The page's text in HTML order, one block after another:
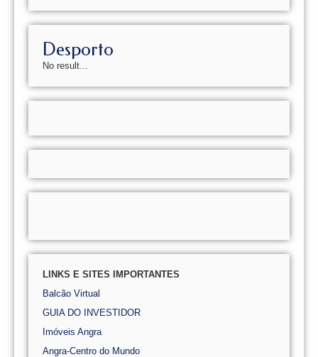
Desporto
No result...
LINKS E SITES IMPORTANTES
Balcão Virtual
GUIA DO INVESTIDOR
Imóveis Angra
Angra-Centro do Mundo